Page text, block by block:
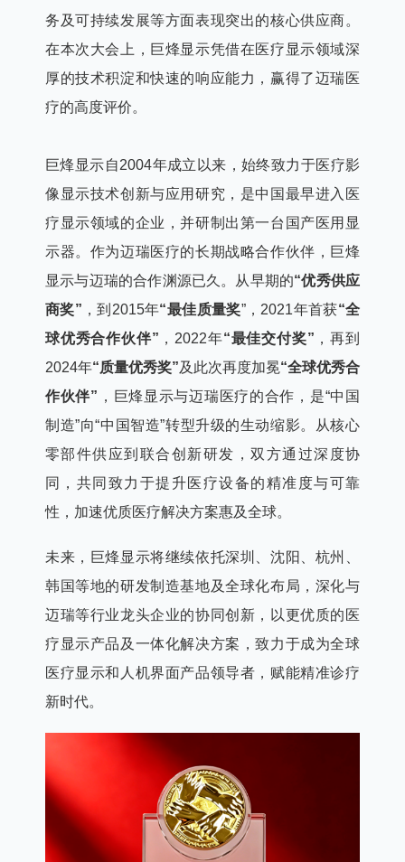
务及可持续发展等方面表现突出的核心供应商。
在本次大会上，巨烽显示凭借在医疗显示领域深
厚的技术积淀和快速的响应能力，赢得了迈瑞医
疗的高度评价。
巨烽显示自2004年成立以来，始终致力于医疗影
像显示技术创新与应用研究，是中国最早进入医
疗显示领域的企业，并研制出第一台国产医用显
示器。作为迈瑞医疗的长期战略合作伙伴，巨烽
显示与迈瑞的合作渊源已久。从早期的“优秀供应
商奖” ，到2015年“最佳质量奖”，2021年首获“全
球优秀合作伙伴” ，2022年“最佳交付奖” ，再到
2024年“质量优秀奖”及此次再度加冕“全球优秀合
作伙伴” ，巨烽显示与迈瑞医疗的合作，是“中国
制造”向“中国智造”转型升级的生动缩影。从核心
零部件供应到联合创新研发，双方通过深度协
同，共同致力于提升医疗设备的精准度与可靠
性，加速优质医疗解决方案惠及全球。
未来，巨烽显示将继续依托深圳、沈阳、杭州、
韩国等地的研发制造基地及全球化布局，深化与
迈瑞等行业龙头企业的协同创新，以更优质的医
疗显示产品及一体化解决方案，致力于成为全球
医疗显示和人机界面产品领导者，赋能精准诊疗
新时代。